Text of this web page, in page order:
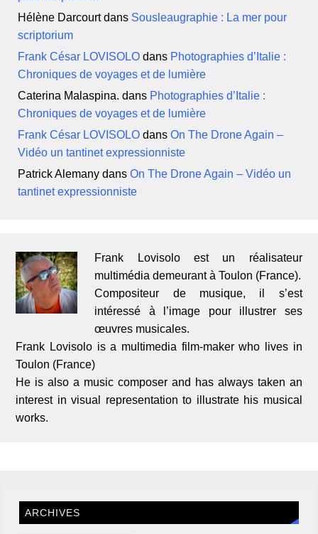
Hélène Darcourtdans Sousleaugraphie : La mer pour
scriptorium
Frank César LOVISOLO dans Photographies d’Italie :
Chroniques de voyages et de lumière
Caterina Malaspina. dans Photographies d’Italie :
Chroniques de voyages et de lumière
Frank César LOVISOLO dansOn The Drone Again –
Vidéo un tantinet expressionniste
Patrick Alemany dansOn The Drone Again – Vidéo un
tantinet expressionniste
Frank Lovisolo est un réalisateur
multimédia demeurant à Toulon (France).
Compositeur de musique, il s’est
intéressé à l’image pour illustrer ses
œuvres musicales.
Frank Lovisolo is a multimedia film-maker who lives in
Toulon (France)
He is also a music composer and has always taken an
interest in visual representation to illustrate his musical
works.
ARCHIVES